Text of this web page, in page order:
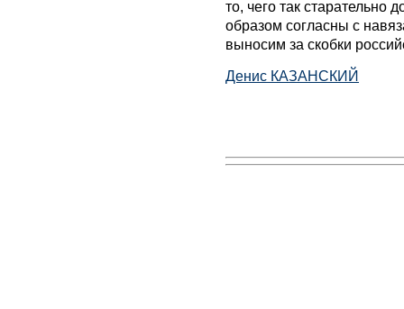
то, чего так старательно
образом согласны с
выносим за скобки
Денис КАЗАНСКИЙ